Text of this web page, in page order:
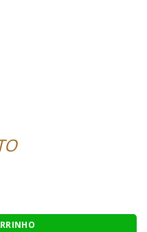
TYPE 64 BR BATTLE 6MM -